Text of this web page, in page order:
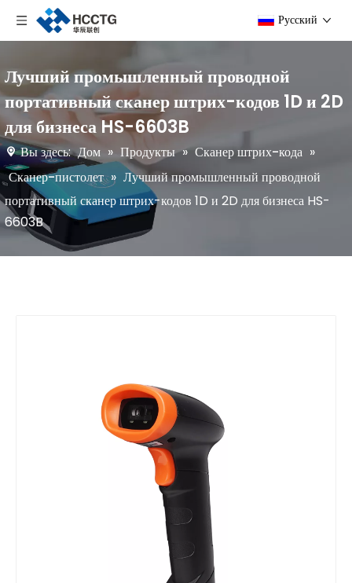
Pусский
Лучший промышленный проводной
портативный сканер штрих-кодов 1D и 2D
для бизнеса HS-6603B
Вы здесь: Дом » Продукты » Сканер штрих-кода »
Сканер-пистолет » Лучший промышленный проводной
портативный сканер штрих-кодов 1D и 2D для бизнеса HS-
6603B